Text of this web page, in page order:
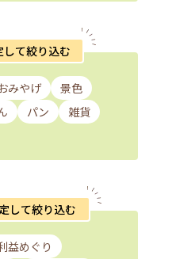
して絞り込む
みやげ
景色
パン
雑貨
して絞り込む
益めぐり